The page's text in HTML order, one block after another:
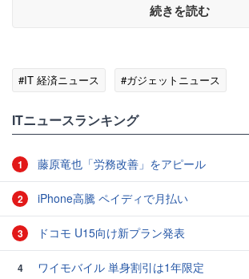
続きを読む
#IT 経済ニュース #ガジェットニュース
ITニュースランキング
1 藤原竜也「労務改善」をアピール
2 iPhone高騰 ペイディで月払い
3 ドコモ U15向け新プラン発表
4 ワイモバイル 単身割引は1年限定